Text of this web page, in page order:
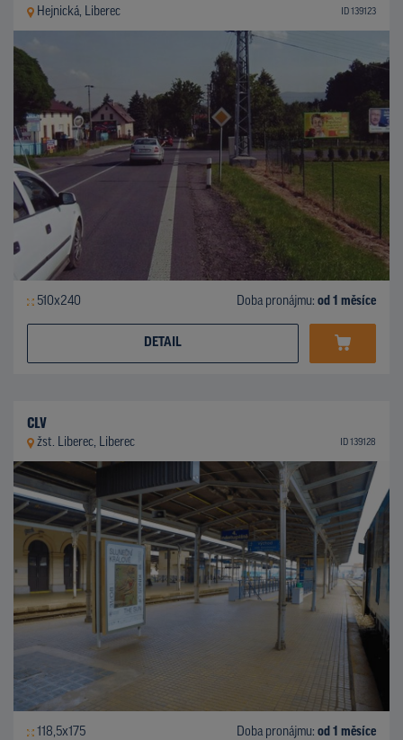
Hejnická, Liberec ID 139123
510x240 Doba pronájmu: od 1 měsíce
DETAIL
CLV
žst. Liberec, Liberec ID 139128
118,5x175 Doba pronájmu: od 1 měsíce